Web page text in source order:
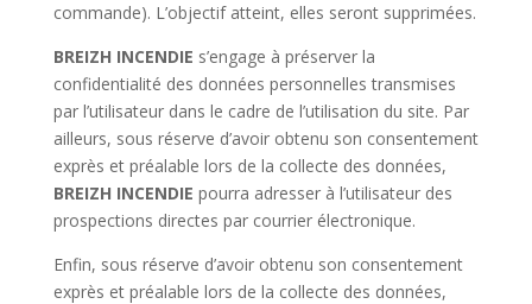
commande). L’objectif atteint, elles seront supprimées.
BREIZH INCENDIE s’engage à préserver la
confidentialité des données personnelles transmises
par l’utilisateur dans le cadre de l’utilisation du site. Par
ailleurs, sous réserve d’avoir obtenu son consentement
exprès et préalable lors de la collecte des données,
BREIZH INCENDIE pourra adresser à l’utilisateur des
prospections directes par courrier électronique.
Enfin, sous réserve d’avoir obtenu son consentement
exprès et préalable lors de la collecte des données,